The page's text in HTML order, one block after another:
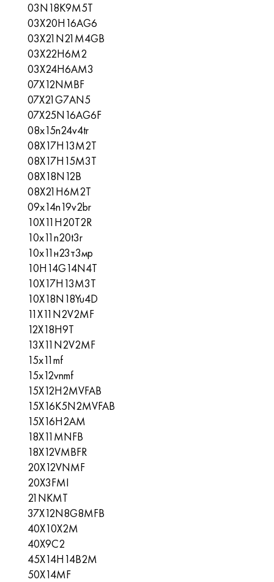
03N18K9M5T
03Х20Н16AG6
03X21N21M4GB
03Х22Н6М2
03X24H6AM3
07X12NMBF
07X21G7AN5
07X25N16AG6F
08x15n24v4tr
08X17H13M2T
08Х17Н15М3Т
08X18N12B
08Х21Н6М2Т
09x14n19v2br
10X11H20T2R
10x11n20t3r
10х11н23т3мр
10H14G14N4T
10X17H13M3T
10X18N18Yu4D
11X11N2V2MF
12Х18Н9Т
13X11N2V2MF
15x11mf
15х12vnmf
15Х12Н2MVFAB
15X16K5N2MVFAB
15X16H2AM
18X11MNFB
18X12VMBFR
20X12VNMF
20Х3FMI
21NKMT
37X12N8G8MFB
40X10X2M
40Х9С2
45Х14Н14В2М
50X14MF